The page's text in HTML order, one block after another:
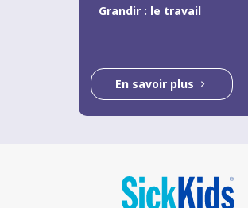
Grandir : le travail
En savoir plus